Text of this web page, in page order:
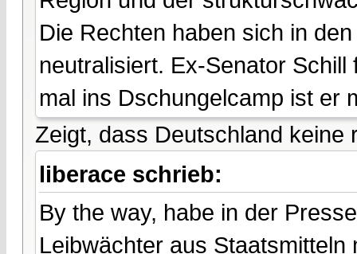
Die Rechten haben sich in
neutralisiert. Ex-Senator
mal ins Dschungelcamp ist er
Zeigt, dass Deutschland keine
liberace schrieb:
By the way, habe in der
Leibwächter aus